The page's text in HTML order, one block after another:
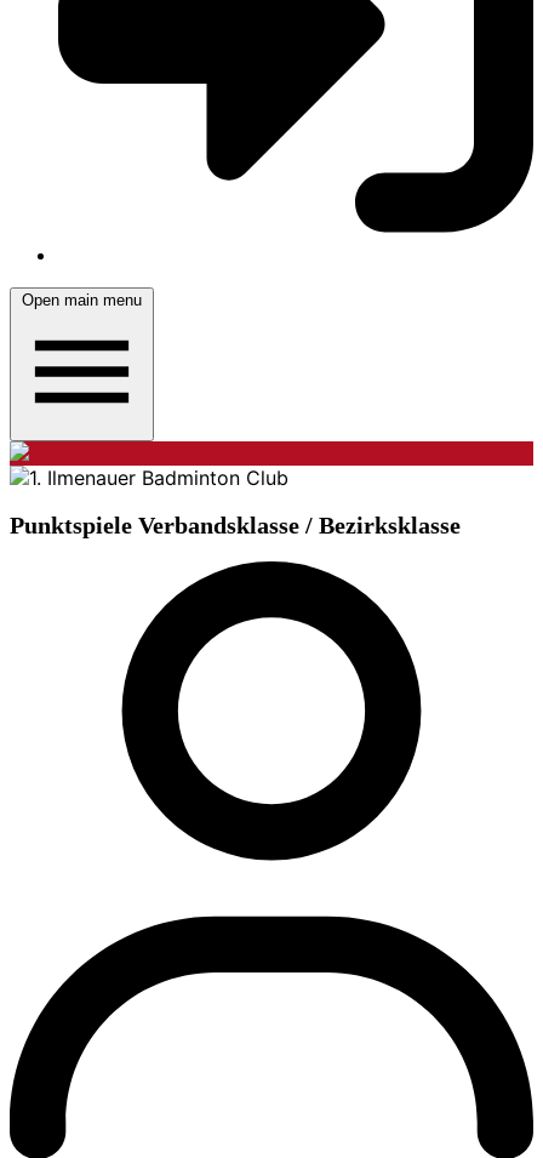
Open main menu
Punktspiele Verbandsklasse / Bezirksklasse